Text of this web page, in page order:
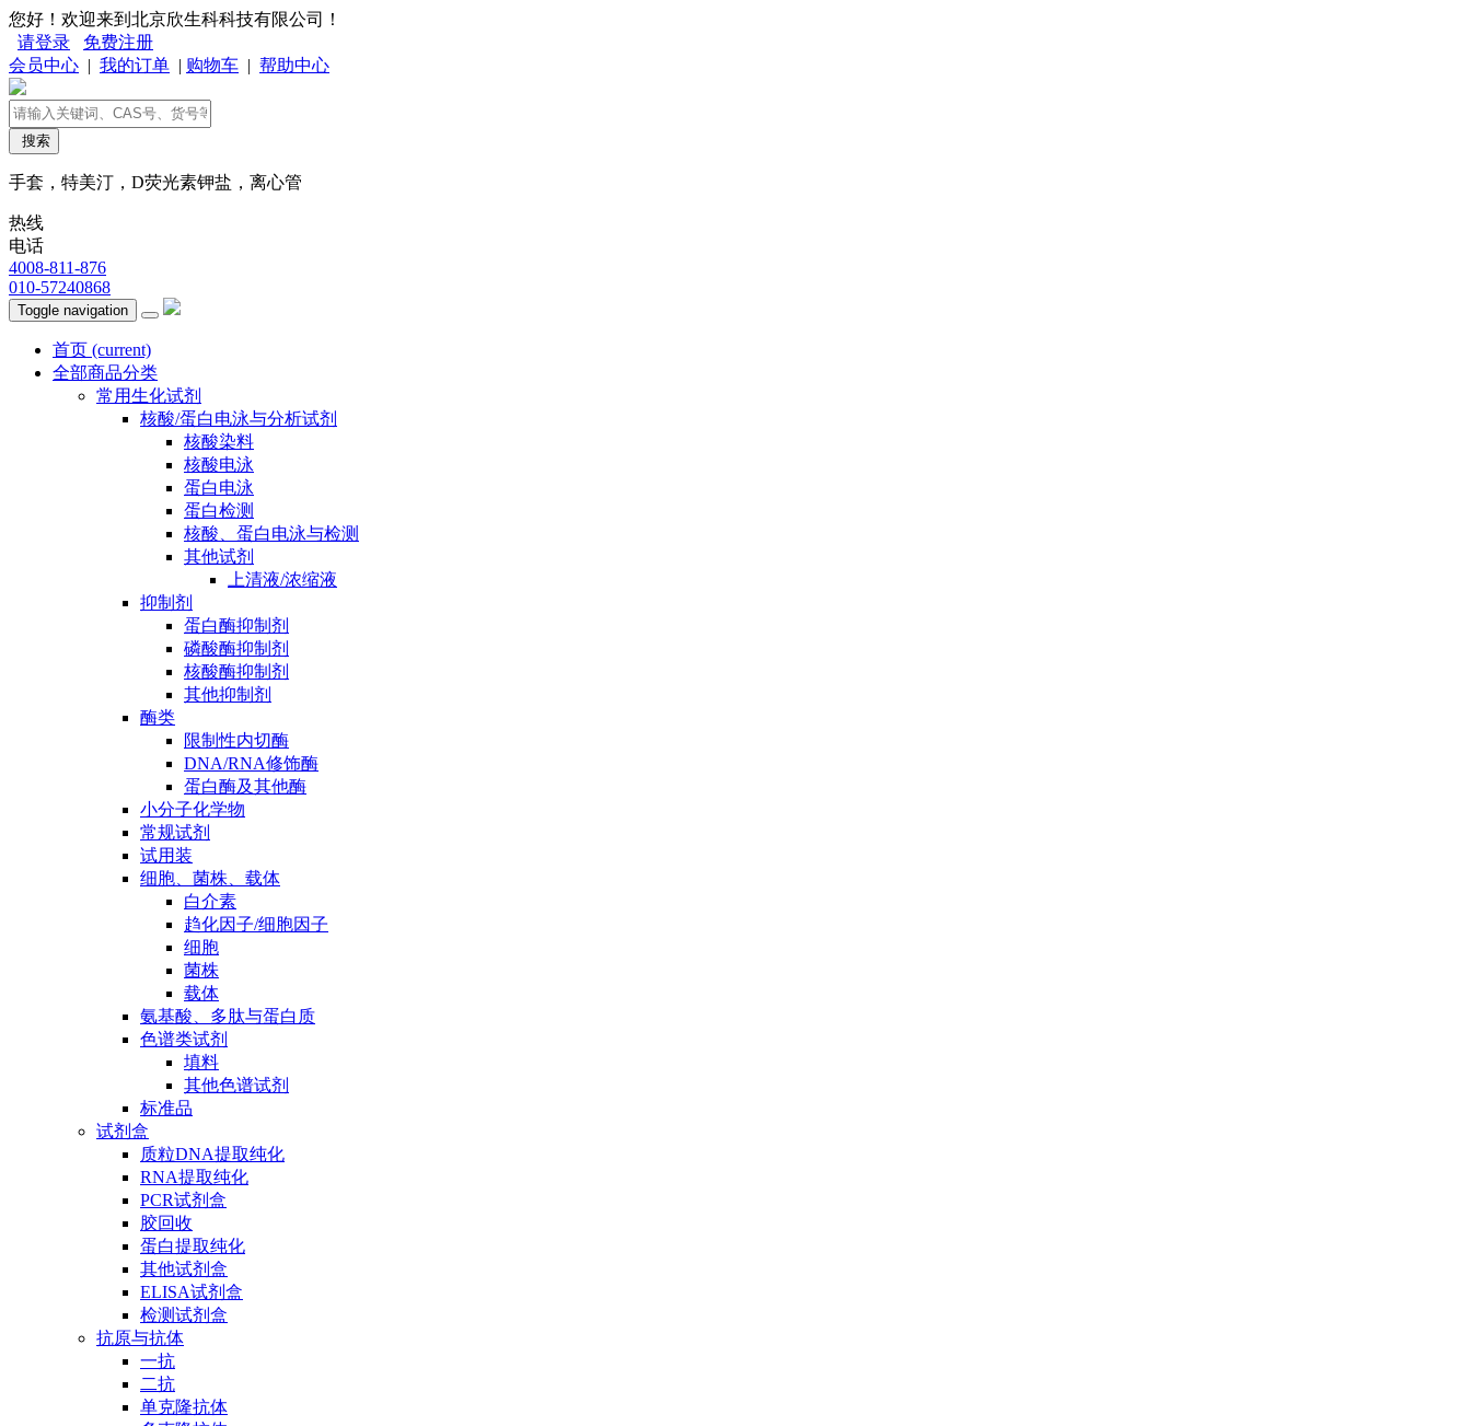
您好！欢迎来到北京欣生科科技有限公司！
请登录
免费注册
会员中心 | 我的订单 | 购物车 | 帮助中心
搜索
手套，特美汀，D荧光素钾盐，离心管
热线
电话
4008-811-876
010-57240868
Toggle navigation
首页 (current)
全部商品分类
常用生化试剂
核酸/蛋白电泳与分析试剂
核酸染料
核酸电泳
蛋白电泳
蛋白检测
核酸、蛋白电泳与检测
其他试剂
上清液/浓缩液
抑制剂
蛋白酶抑制剂
磷酸酶抑制剂
核酸酶抑制剂
其他抑制剂
酶类
限制性内切酶
DNA/RNA修饰酶
蛋白酶及其他酶
小分子化学物
常规试剂
试用装
细胞、菌株、载体
白介素
趋化因子/细胞因子
细胞
菌株
载体
氨基酸、多肽与蛋白质
色谱类试剂
填料
其他色谱试剂
标准品
试剂盒
质粒DNA提取纯化
RNA提取纯化
PCR试剂盒
胶回收
蛋白提取纯化
其他试剂盒
ELISA试剂盒
检测试剂盒
抗原与抗体
一抗
二抗
单克隆抗体